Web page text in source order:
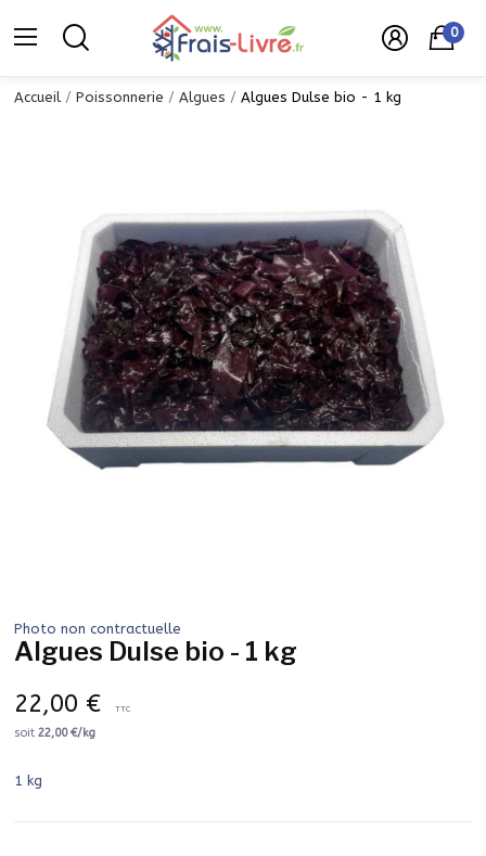
0
Accueil Poissonnerie Algues Algues Dulse bio - 1 kg
Photo non contractuelle
Algues Dulse bio - 1 kg
22,00 € TTC
soit 22,00 €/kg
1 kg